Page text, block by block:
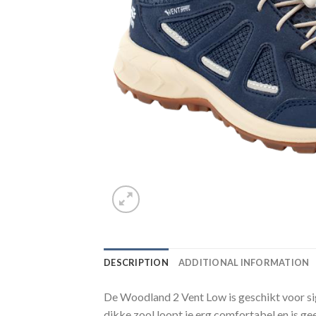
DESCRIPTION ADDITIONAL INFORMATION
De Woodland 2 Vent Low is geschikt voor